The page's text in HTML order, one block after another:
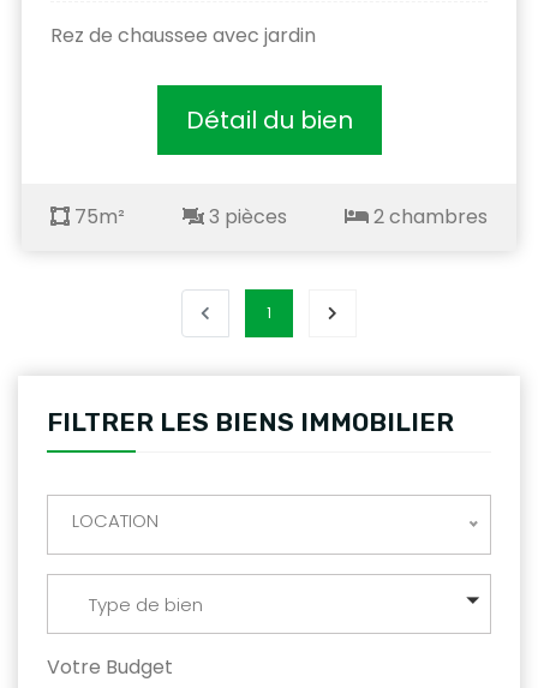
Rez de chaussee avec jardin
Détail du bien
75m² 3 pièces 2 chambres
1
FILTRER LES BIENS IMMOBILIER
LOCATION
Type de bien
Votre Budget